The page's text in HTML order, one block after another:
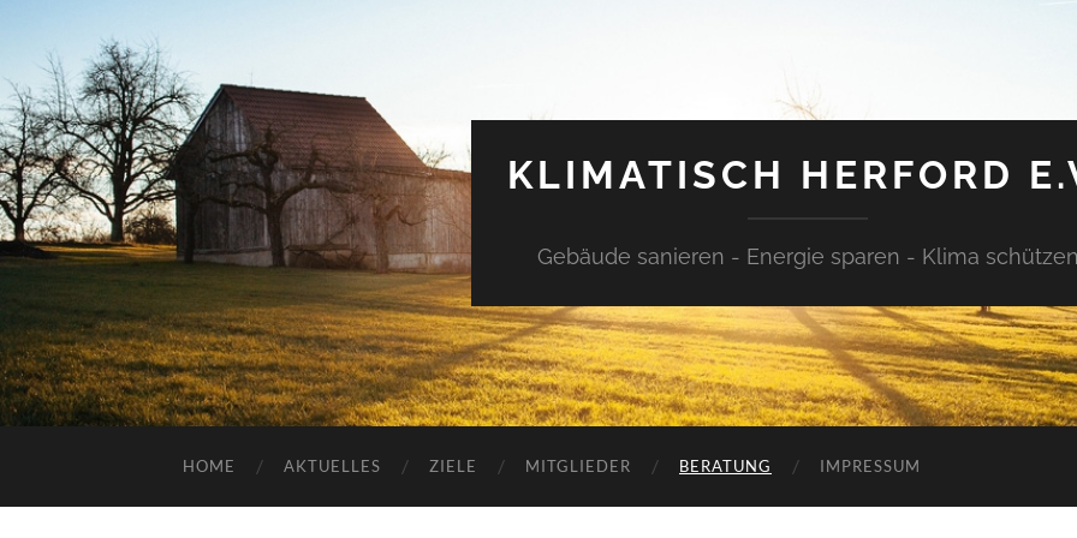
KLIMATISCH HERFORD
Gebäude sanieren - Energie sparen - Klima
HOME AKTUELLES ZIELE MITGLIEDER BERATUNG IMPRESSUM